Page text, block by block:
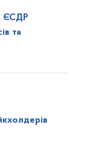
ЄСДР
та